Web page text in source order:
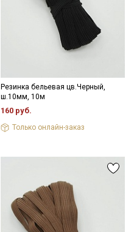
Резинка бельевая цв.Черный,
ш.10мм, 10м
160 руб.
Только онлайн-заказ